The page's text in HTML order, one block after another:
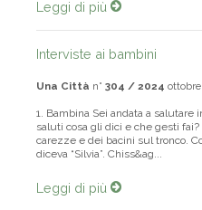
Leggi di più
Interviste ai bambini
1. Bambina Sei andata a salutare
saluti cosa gli dici e che gesti
carezze e dei bacini sul tronco.
Leggi di più